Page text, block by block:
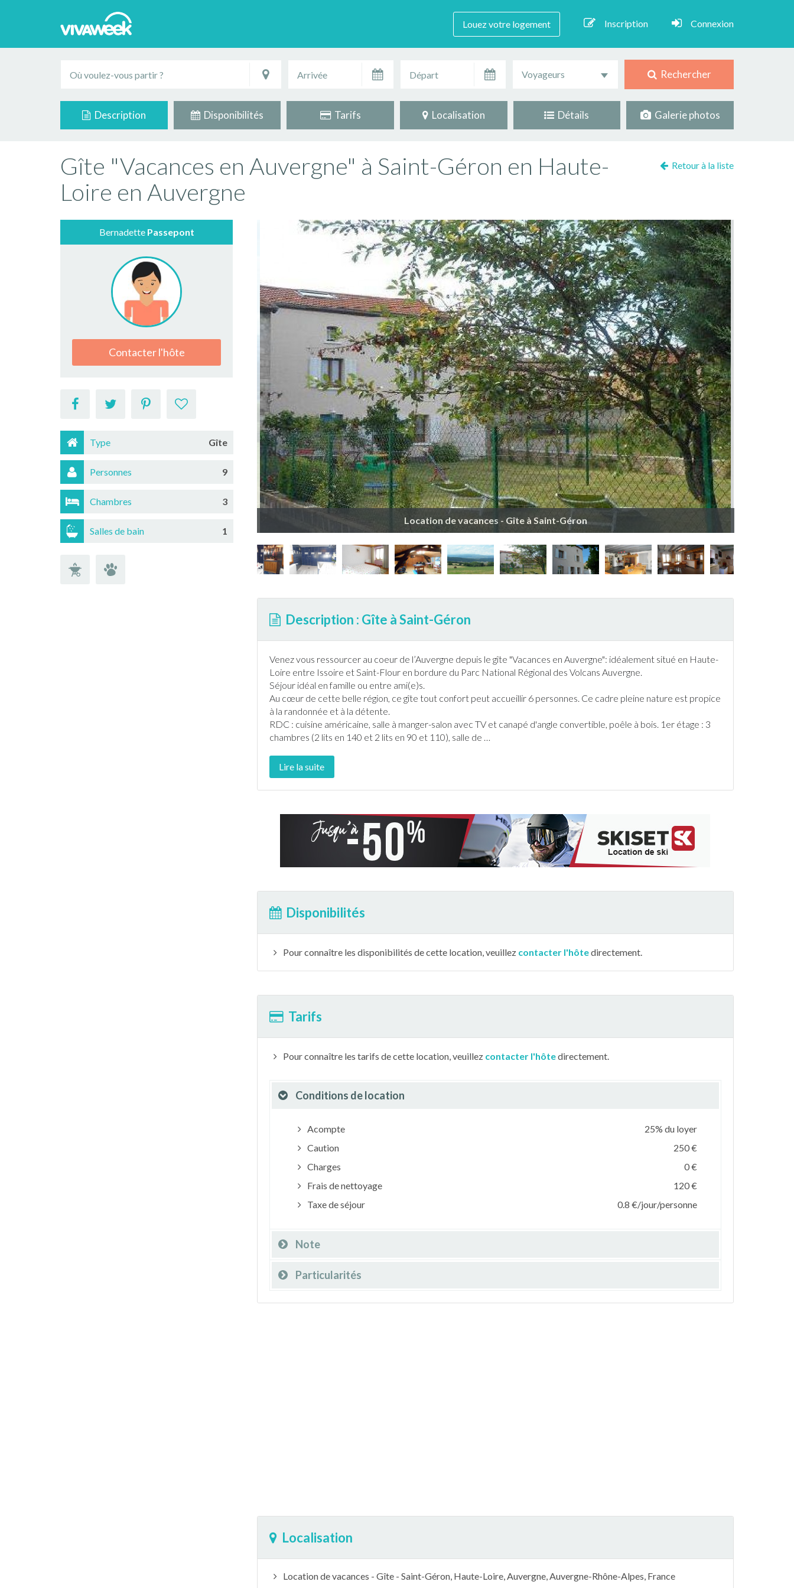
Louez votre logement Inscription Connexion
Voyageurs Rechercher
Description Disponibilités Tarifs Localisation Détails Galerie photos
Gîte "Vacances en Auvergne" à Saint-Géron en Haute-
Loire en Auvergne
Retour à la liste
Bernadette Passepont
Contacter l'hôte
Type Gîte
Personnes 9
Chambres 3
Salles de bain 1
Location de vacances - Gîte à Saint-Géron
Description : Gîte à Saint-Géron
Venez vous ressourcer au coeur de l’Auvergne depuis le gîte "Vacances en Auvergne": idéalement situé en Haute-
Loire entre Issoire et Saint-Flour en bordure du Parc National Régional des Volcans Auvergne.
Séjour idéal en famille ou entre ami(e)s.
Au cœur de cette belle région, ce gîte tout confort peut accueillir 6 personnes. Ce cadre pleine nature est propice
à la randonnée et à la détente.
RDC : cuisine américaine, salle à manger-salon avec TV et canapé d'angle convertible, poêle à bois. 1er étage : 3
chambres (2 lits en 140 et 2 lits en 90 et 110), salle de …
Lire la suite
Disponibilités
Pour connaître les disponibilités de cette location, veuillez contacter l'hôtedirectement.
Tarifs
Pour connaître les tarifs de cette location, veuillez contacter l'hôtedirectement.
Conditions de location
Acompte
25% du loyer
Caution
250 €
Charges
0 €
Frais de nettoyage
120 €
Taxe de séjour
0.8 €/jour/personne
Note
Particularités
Localisation
Location de vacances - Gîte - Saint-Géron, Haute-Loire, Auvergne, Auvergne-Rhône-Alpes, France